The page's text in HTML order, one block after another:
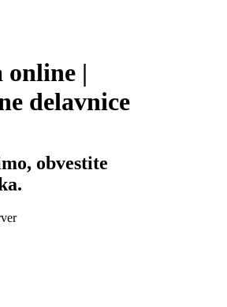
online |
delavnice
obvestite